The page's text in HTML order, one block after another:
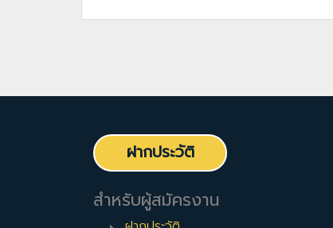
ฝากประวัติ
สำหรับผู้สมัครงาน